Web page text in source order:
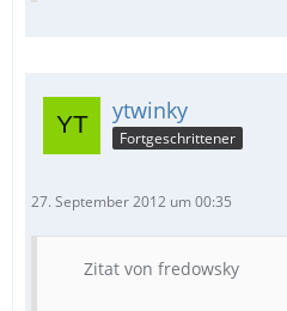
ytwinky
Fortgeschrittener
27. September 2012 um 00:35
Zitat von fredowsky